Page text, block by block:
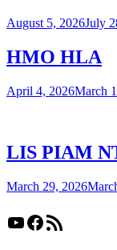
August 5, 2026July
HMO HLA
April 4, 2026March
LIS PIAM
March 29, 2026
YouTube
Facebook
RSS Feed